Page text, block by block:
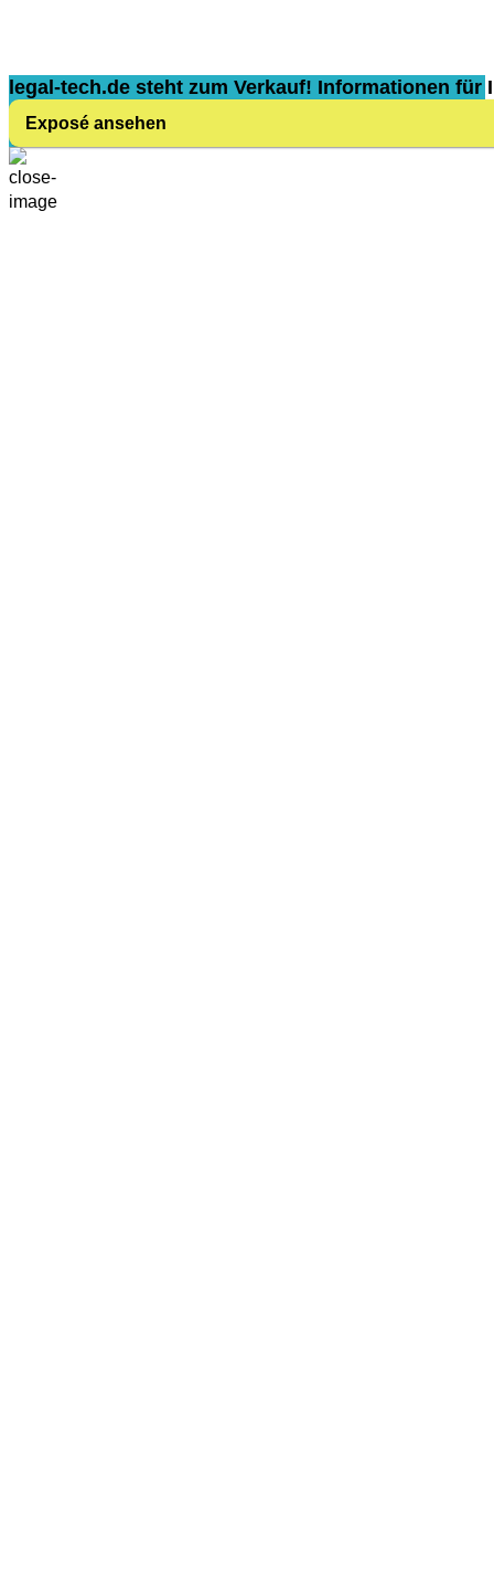
legal-tech.de steht zum Verkauf! Informationen für
Exposé ansehen